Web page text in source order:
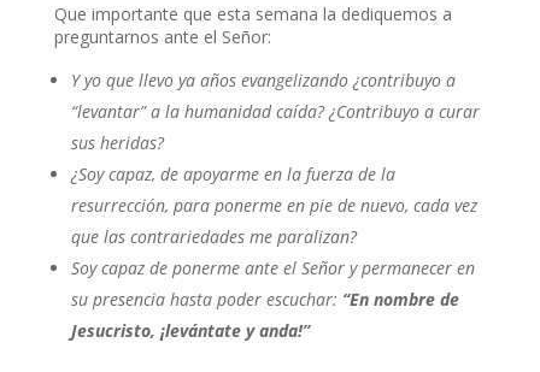
Que importante que esta semana la dediquemos a
preguntarnos ante el Señor:
Y yo que llevo ya años evangelizando ¿contribuyo a
“levantar” a la humanidad caída? ¿Contribuyo a curar
sus heridas?
¿Soy capaz, de apoyarme en la fuerza de la
resurrección, para ponerme en pie de nuevo, cada vez
que las contrariedades me paralizan?
Soy capaz de ponerme ante el Señor y permanecer en
su presencia hasta poder escuchar: “En nombre de
Jesucristo, ¡levántate y anda!”